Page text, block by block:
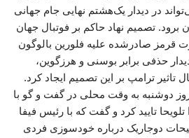
در دیدار یک‌هشتم نهایی جام جهانی
برود. تصمیم نهاد حاکم بر فوتبال جهان
قرمز صادرشده علیه فلورین بالوگون
حذفی برابر بوسنی و هرزگوین،
تاثیر ترامپ بر این تصمیم ایجاد کرد.
دوشنبه به وقت محلی در گفت و گو با
تایید کرد و گفت که با رئیس فیفا
دوجاریک درباره خودسوزی فردی